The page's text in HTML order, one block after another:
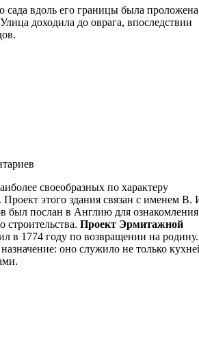
сада вдоль его границы была проложена
доходила до оврага, впоследствии
своеобразных по характеру
. Проект этого здания связан с именем В.
был послан в Англию для
строительства. Проект Эрмитажной
в 1774 году по возвращении на родину.
оно служило не только